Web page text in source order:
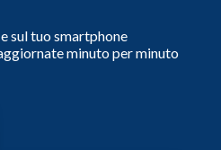
sul tuo smartphone
minuto per minuto